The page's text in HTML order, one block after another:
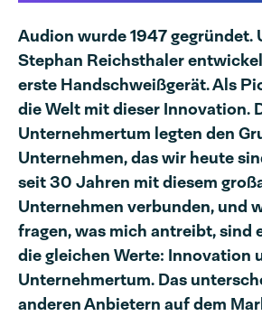
Audion wurde 1947 gegründet.
Stephan Reichsthaler
erste Handschweißgerät. Als
die Welt mit dieser Innovation.
Unternehmertum legten den
Unternehmen, das wir heute
seit 30 Jahren mit diesem
Unternehmen verbunden, und
fragen, was mich antreibt, sind
die gleichen Werte: Innovation
Unternehmertum. Das
anderen Anbietern auf dem